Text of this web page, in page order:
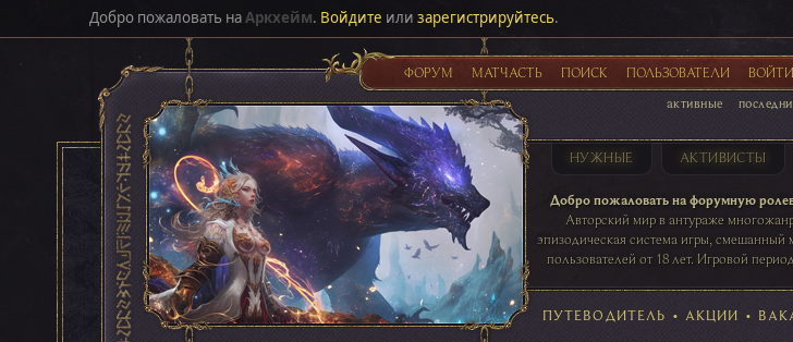
Добро пожаловать наАркхейм. Войдите или зарегистрируйтесь.
ФОРУМ МАТЧАСТЬ ПОИСК ПОЛЬЗОВАТЕЛИ ВОЙТИ
активные
НУЖНЫЕ АКТИВИСТЫ
Добро пожаловать на форумную
Авторский мир в антураже
эпизодическая система игры, смешанный
пользователей от 18 лет. Игровой
таблице игровой
41 ПОСТОВ 31 ПОСТОВ 29
ПУТЕВОДИТЕЛЬ • АКЦИИ •